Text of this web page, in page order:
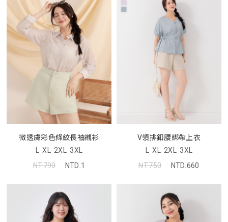
微透膚彩色條紋長袖襯衫
L XL 2XL 3XL
NT.790
NTD.1
V領排釦腰綁帶上衣
L XL 2XL 3XL
NT.750
NTD.660